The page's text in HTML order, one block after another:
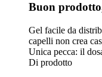
Buon
Gel facile da
capelli non crea
Unica pecca: il
Di prodotto